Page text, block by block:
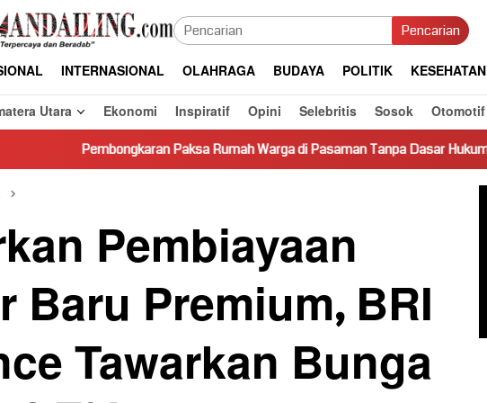
Pencarian
INTERNASIONAL OLAHRAGA BUDAYA POLITIK KESEHATAN
Utara Ekonomi Inspiratif Opini Selebritis Sosok Otomotif
Paksa Rumah Warga di Pasaman Tanpa Dasar Hukum Picu Keresahan
Pembiayaan
Baru Premium, BRI
Tawarkan Bunga